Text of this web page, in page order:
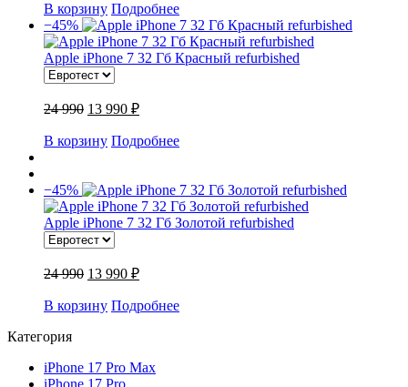
В корзину Подробнее
−45%
Apple iPhone 7 32 Гб Красный refurbished
24 990 13 990 ₽
В корзину Подробнее
−45%
Apple iPhone 7 32 Гб Золотой refurbished
24 990 13 990 ₽
В корзину Подробнее
Категория
iPhone 17 Pro Max